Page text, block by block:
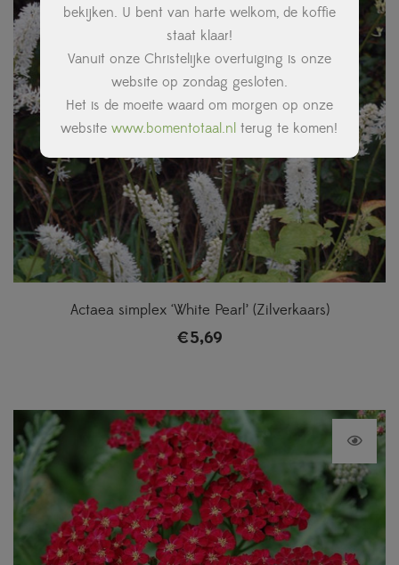
bekijken. U bent van harte welkom, de koffie
staat klaar!
Vanuit onze Christelijke overtuiging is onze
website op zondag gesloten.
Het is de moeite waard om morgen op onze
websitewww.bomentotaal.nl terug te komen!
Actaea simplex ‘White Pearl’ (Zilverkaars)
€5,69